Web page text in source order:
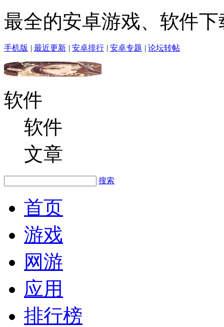
最全的安卓游戏、软件下
手机版 | 最近更新 | 安卓排行 | 安卓专题 | 论坛转帖
软件
软件
文章
搜索
首页
游戏
网游
应用
排行榜